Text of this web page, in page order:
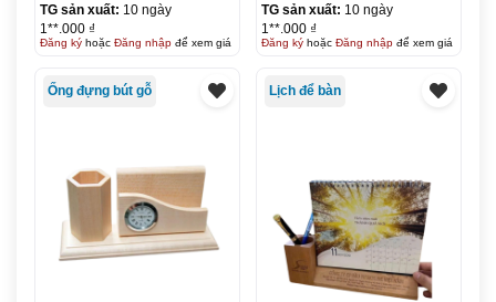
TG sản xuất: 10 ngày
1**.000 ₫
Đăng kýhoặc Đăng nhậpđể xem giá
TG sản xuất: 10 ngày
1**.000 ₫
Đăng kýhoặc Đăng nhậpđể xem giá
Ống đựng bút gỗ Lịch để bàn